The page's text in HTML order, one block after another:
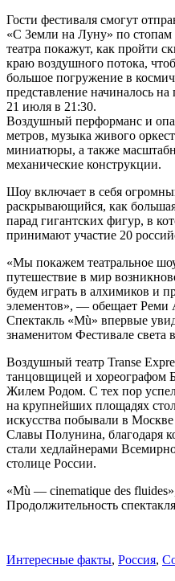
Гости фестиваля смогут
«С Земли на Луну» по
театра покажут, как пройти
краю воздушного потока,
большое погружение в
представление начиналось
21 июля в 21:30.
Воздушный перформанс и
метров, музыка живого
миниатюры, а также
механические конструкции.
Шоу включает в себя
раскрывающийся, как
парад гигантских фигур, в
принимают участие 20
«Мы покажем театральное
путешествие в мир
будем играть в алхимиков и
элементов», — обещает Реми
Спектакль «Mù» впервые
знаменитом Фестивале света
Воздушный театр Transe
танцовщицей и хореографом
Жилем Родом. С тех пор
на крупнейших площадях
искусства побывали в
Славы Полунина, благодаря
стали хедлайнерами
столице России.
«Mù — cinematique des
Продолжительность
Интересные факты, Россия,